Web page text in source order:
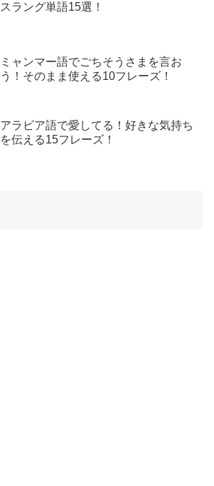
スラング単語15選！
ミャンマー語でごちそうさまを言お
う！そのまま使える10フレーズ！
アラビア語で愛してる！好きな気持ち
を伝える15フレーズ！